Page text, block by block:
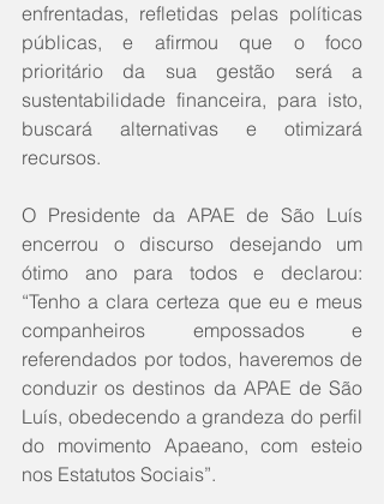
enfrentadas, refletidas pelas políticas
públicas, e afirmou que o foco
prioritário da sua gestão será a
sustentabilidade financeira, para isto,
buscará alternativas e otimizará
recursos.
O Presidente da APAE de São Luís
encerrou o discurso desejando um
ótimo ano para todos e declarou:
“Tenho a clara certeza que eu e meus
companheiros empossados e
referendados por todos, haveremos de
conduzir os destinos da APAE de São
Luís, obedecendo a grandeza do perfil
do movimento Apaeano, com esteio
nos Estatutos Sociais”.